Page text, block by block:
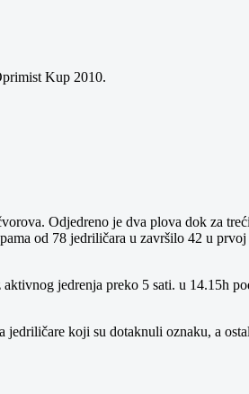
Kup 2010.
Odjedreno je dva plova dok za
od 78 jedriličara u završilo 42 u
jedrenja preko 5 sati. u 14.15h
koji su dotaknuli oznaku, a